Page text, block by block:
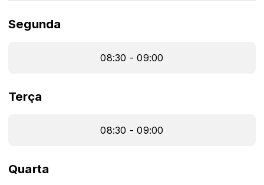
Segunda
08:30 - 09:00
Terça
08:30 - 09:00
Quarta